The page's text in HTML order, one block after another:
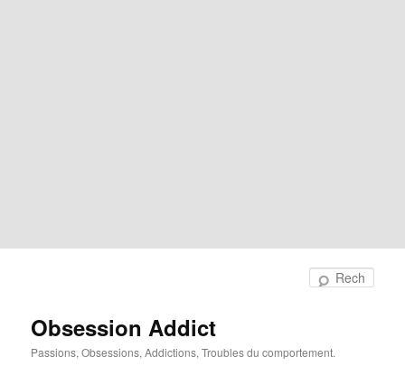
Obsession Addict
Passions, Obsessions, Addictions, Troubles du comportement.